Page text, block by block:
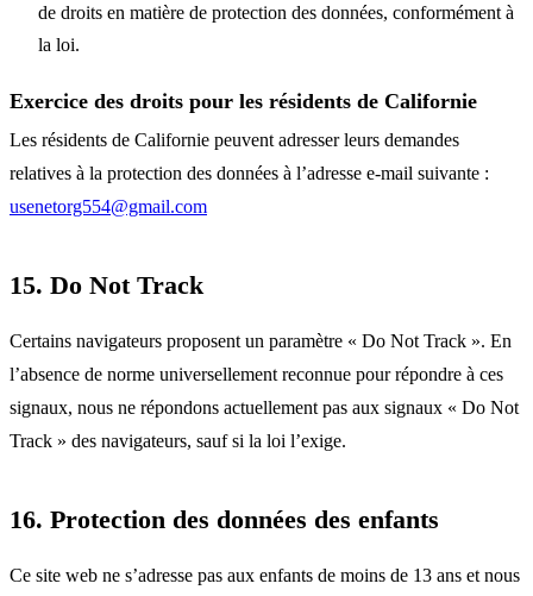
de droits en matière de protection des données, conformément à
la loi.
Exercice des droits pour les résidents de Californie
Les résidents de Californie peuvent adresser leurs demandes
relatives à la protection des données à l’adresse e-mail suivante :
usenetorg554@gmail.com
15. Do Not Track
Certains navigateurs proposent un paramètre « Do Not Track ». En
l’absence de norme universellement reconnue pour répondre à ces
signaux, nous ne répondons actuellement pas aux signaux « Do Not
Track » des navigateurs, sauf si la loi l’exige.
16. Protection des données des enfants
Ce site web ne s’adresse pas aux enfants de moins de 13 ans et nous